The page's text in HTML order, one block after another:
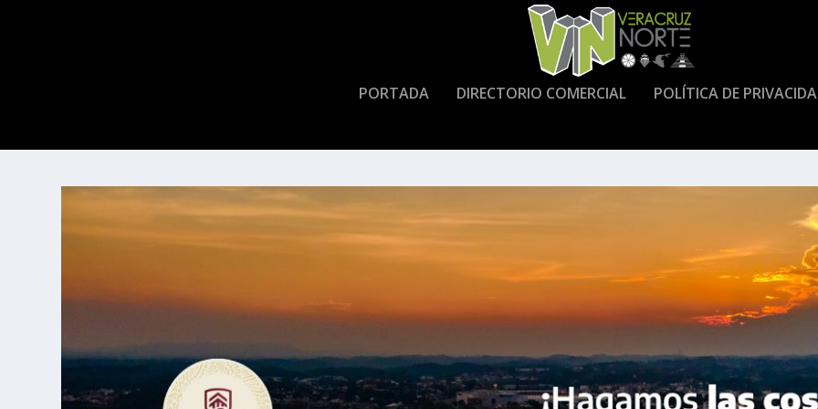
PORTADA DIRECTORIO COMERCIAL POLÍTICA DE